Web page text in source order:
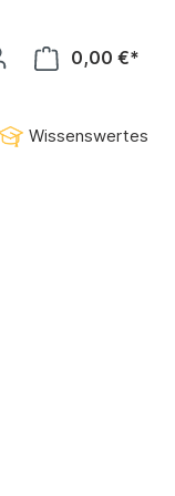
0,00 €*
Wissenswertes